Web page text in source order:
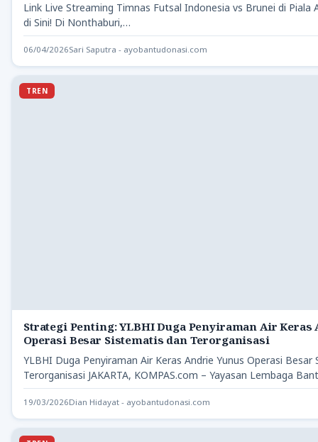
Link Live Streaming Timnas Futsal Indonesia vs Brunei di Piala
di Sini! Di Nonthaburi,…
06/04/2026Sari Saputra - ayobantudonasi.com
TREN
Strategi Penting: YLBHI Duga Penyiraman Air Keras
Operasi Besar Sistematis dan Terorganisasi
YLBHI Duga Penyiraman Air Keras Andrie Yunus Operasi
Terorganisasi JAKARTA, KOMPAS.com – Yayasan Lembaga
19/03/2026Dian Hidayat - ayobantudonasi.com